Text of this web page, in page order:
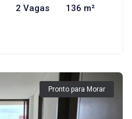
2 Vagas 136 m²
Pronto para Morar